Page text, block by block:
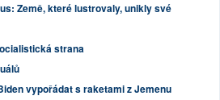
Země, které lustrovaly, unikly své
strana
vypořádat s raketami z Jemenu